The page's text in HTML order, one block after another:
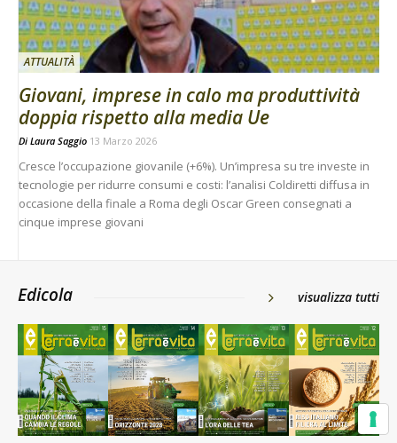
ATTUALITÀ
Giovani, imprese in calo ma produttività
doppia rispetto alla media Ue
Di Laura Saggio 13 Marzo 2026
Cresce l’occupazione giovanile (+6%). Un’impresa su tre investe in
tecnologie per ridurre consumi e costi: l’analisi Coldiretti diffusa in
occasione della finale a Roma degli Oscar Green consegnati a
cinque imprese giovani
Edicola visualizza tutti